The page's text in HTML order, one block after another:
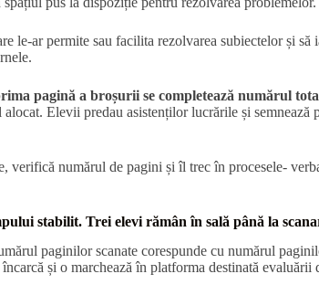
le-ar permite sau facilita rezolvarea subiectelor și să
pagină a broșurii se completează numărul
Elevii predau asistenților lucrările și
verifică numărul de pagini și îl trec în procesele-
stabilit. Trei elevi rămân în sală până la
paginilor scanate corespunde cu numărul
și o marchează în platforma destinată